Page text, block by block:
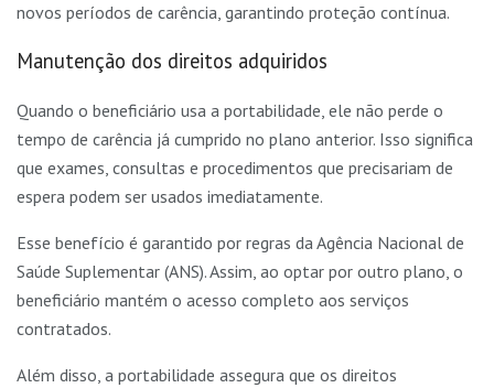
novos períodos de carência, garantindo proteção contínua.
Manutenção dos direitos adquiridos
Quando o beneficiário usa a portabilidade, ele não perde o
tempo de carência já cumprido no plano anterior. Isso significa
que exames, consultas e procedimentos que precisariam de
espera podem ser usados imediatamente.
Esse benefício é garantido por regras da Agência Nacional de
Saúde Suplementar (ANS). Assim, ao optar por outro plano, o
beneficiário mantém o acesso completo aos serviços
contratados.
Além disso, a portabilidade assegura que os direitos